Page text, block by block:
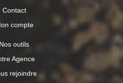
Contact
compte
Nos outils
Agence
rejoindre